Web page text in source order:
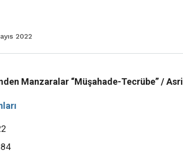
2022
Manzaralar “Müşahade-Tecrübe” /